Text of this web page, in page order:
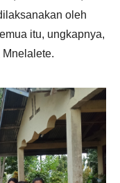
oleh
itu, ungkapnya,